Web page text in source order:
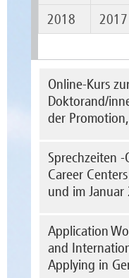
2018
2017
Online-Kurs
Doktorand/
der
Online-Kurs zur
Doktorand/innen
Promotion,
wie die weitere...
Sprechzeiten
Career
und im Januar
10. Januar 2021
Hochschule
Sprechzeiten statt.
Application
and
Applying in